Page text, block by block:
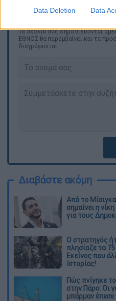
Data Deletion Data
Τα σχολιά σας δημοσιεύονται
ΕΘΝΟΣ θα παρεμβαίνει και τα
διαγράφονται
Διαβάστε ακόμη
Από το
σημαίνει η
για τους
O στρατηγός
πλησίαζε τα
Εκείνος που
Ιστορίας!
Πώς πνίγηκε
στην Πάρο: Οι
μπάρμαν έπεσε